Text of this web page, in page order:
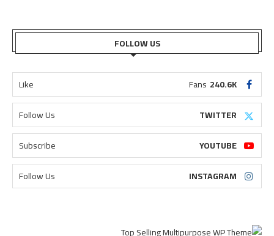
FOLLOW US
240.6K
Fans
Like
TWITTER
Follow Us
YOUTUBE
Subscribe
INSTAGRAM
Follow Us